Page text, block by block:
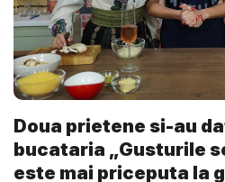
Doua prietene si-au
bucataria „Gusturile
este mai priceputa la